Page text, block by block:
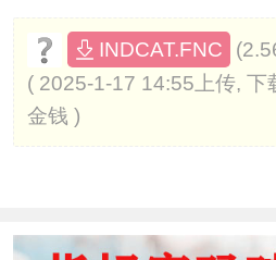
INDCAT.FNC
( 2025-1-17 14:55上传, 下
金钱 )